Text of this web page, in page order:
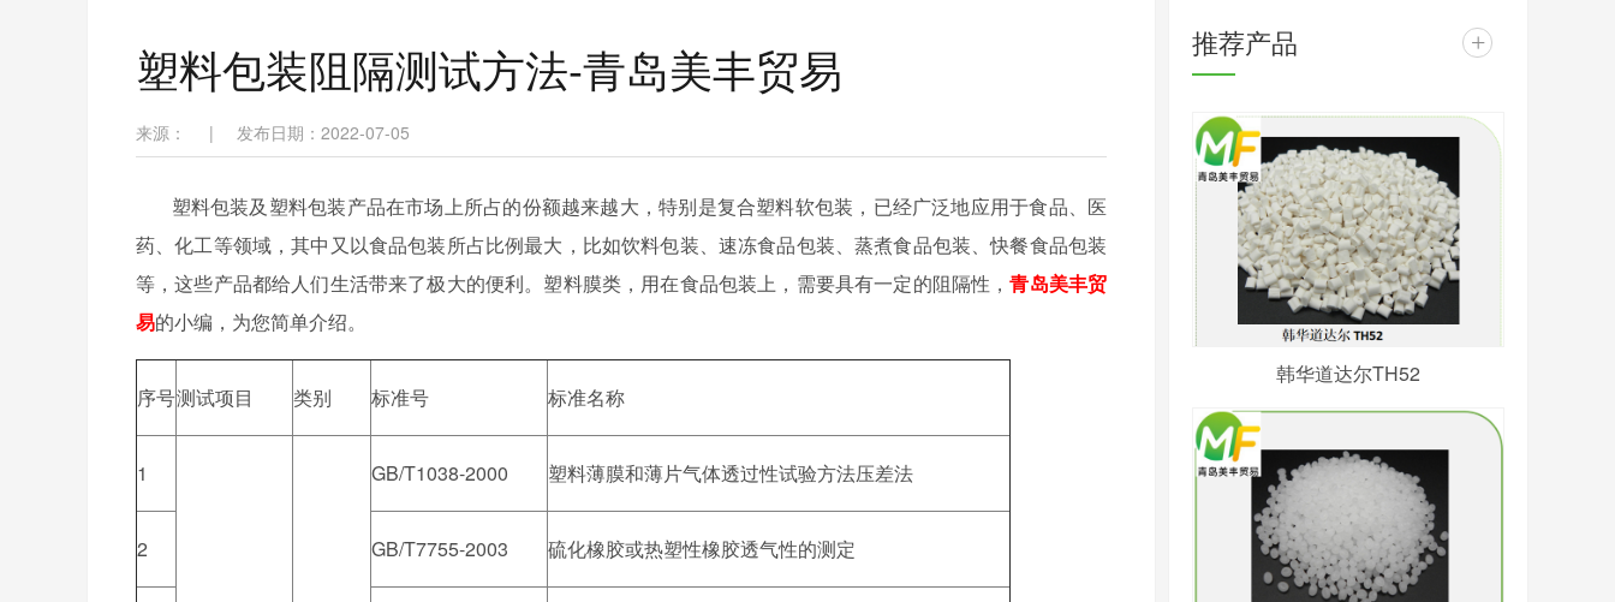
塑料包装阻隔测试方法-青岛美丰贸易
来源： | 发布日期：2022-07-05
塑料包装及塑料包装产品在市场上所占的份额越来越大，特别是复合塑料软包装，已经广泛地应用于食品、医
药、化工等领域，其中又以食品包装所占比例最大，比如饮料包装、速冻食品包装、蒸煮食品包装、快餐食品包装
等，这些产品都给人们生活带来了极大的便利。塑料膜类，用在食品包装上，需要具有一定的阻隔性，青岛美丰贸
易的小编，为您简单介绍。
序号测试项目 类别 标准号 标准名称
1 GB/T1038-2000 塑料薄膜和薄片气体透过性试验方法压差法
2 GB/T7755-2003 硫化橡胶或热塑性橡胶透气性的测定
推荐产品 +
韩华道达尔TH52